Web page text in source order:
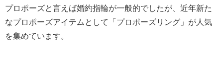
プロポーズと言えば婚約指輪が一般的でしたが、近年新た
なプロポーズアイテムとして「プロポーズリング」が人気
を集めています。